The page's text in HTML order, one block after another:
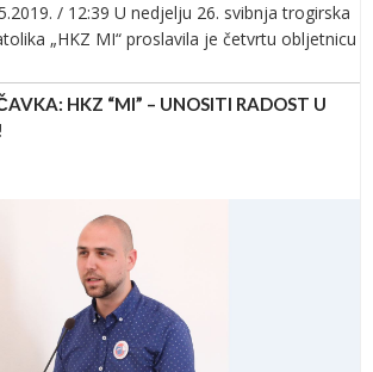
/ 12:39 U nedjelju 26. svibnja trogirska
„HKZ MI“ proslavila je četvrtu obljetnicu
HKZ “MI” – UNOSITI RADOST U